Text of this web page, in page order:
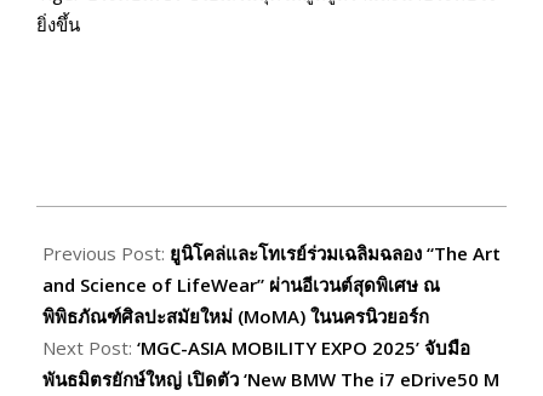
ยิ่งขึ้น
09-
27
Previous Post: ยูนิโคล่และโทเรย์ร่วมเฉลิมฉลอง “The Art
and Science of LifeWear” ผ่านอีเวนต์สุดพิเศษ ณ
พิพิธภัณฑ์ศิลปะสมัยใหม่ (MoMA) ในนครนิวยอร์ก
Next Post: ‘MGC-ASIA MOBILITY EXPO 2025’ จับมือ
พันธมิตรยักษ์ใหญ่ เปิดตัว ‘New BMW The i7 eDrive50 M